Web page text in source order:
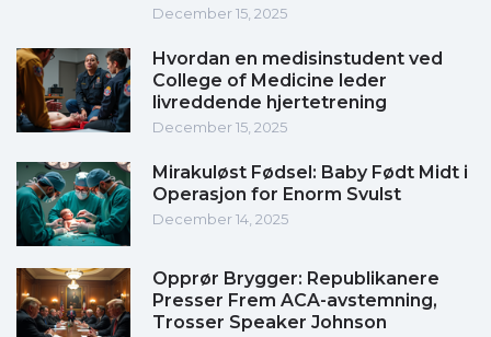
December 15, 2025
Hvordan en medisinstudent ved
College of Medicine leder
livreddende hjertetrening
December 15, 2025
Mirakuløst Fødsel: Baby Født Midt i
Operasjon for Enorm Svulst
December 14, 2025
Opprør Brygger: Republikanere
Presser Frem ACA-avstemning,
Trosser Speaker Johnson